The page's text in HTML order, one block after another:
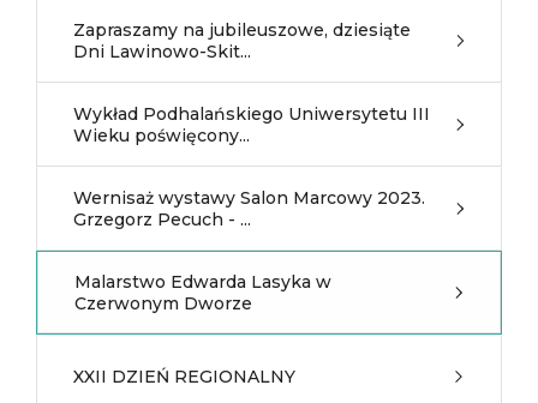
Zapraszamy na jubileuszowe, dziesiąte
Dni Lawinowo-Skit...
Wykład Podhalańskiego Uniwersytetu III
Wieku poświęcony...
Wernisaż wystawy Salon Marcowy 2023.
Grzegorz Pecuch - ...
Malarstwo Edwarda Lasyka w
Czerwonym Dworze
XXII DZIEŃ REGIONALNY